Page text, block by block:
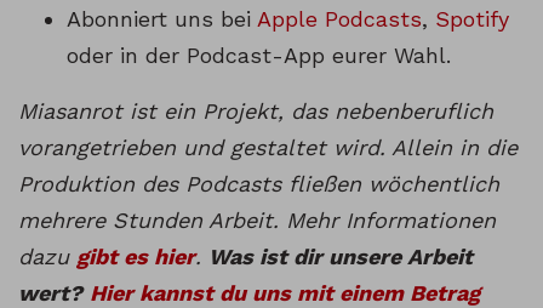
Abonniert uns bei Apple Podcasts, Spotify
oder in der Podcast-App eurer Wahl.
Miasanrot ist ein Projekt, das nebenberuflich
vorangetrieben und gestaltet wird. Allein in die
Produktion des Podcasts fließen wöchentlich
mehrere Stunden Arbeit. Mehr Informationen
dazu gibt es hier. Was ist dir unsere Arbeit
wert? Hier kannst du uns mit einem Betrag